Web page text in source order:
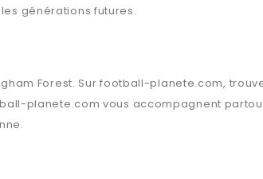
générations futures.
Forest. Surfootball-planete.com,
planete.com vous accompagnent